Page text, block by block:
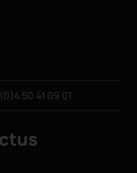
50 41 09 01